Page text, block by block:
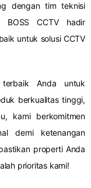
dengan tim teknisi
BOSS CCTV hadir
untuk solusi CCTV
Anda untuk
berkualitas tinggi,
kami berkomitmen
demi ketenangan
properti Anda
prioritas kami!